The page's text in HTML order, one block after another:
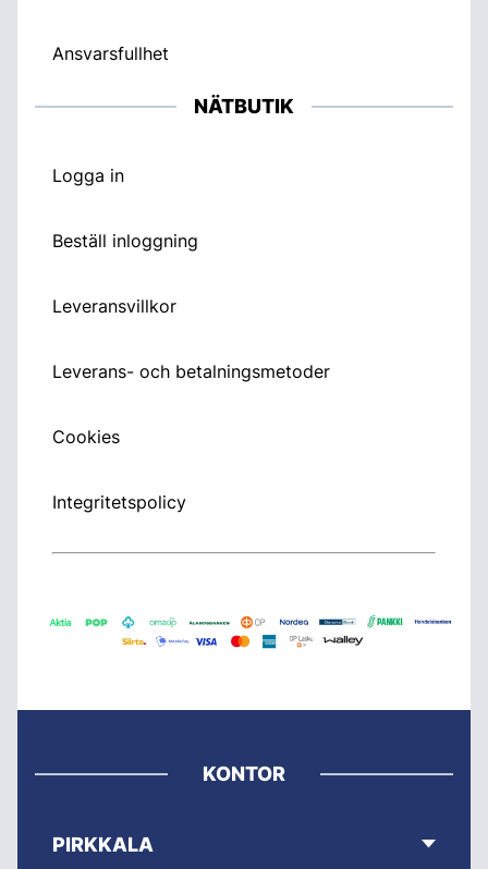
Ansvarsfullhet
NÄTBUTIK
Logga in
Beställ inloggning
Leveransvillkor
Leverans- och betalningsmetoder
Cookies
Integritetspolicy
KONTOR
PIRKKALA